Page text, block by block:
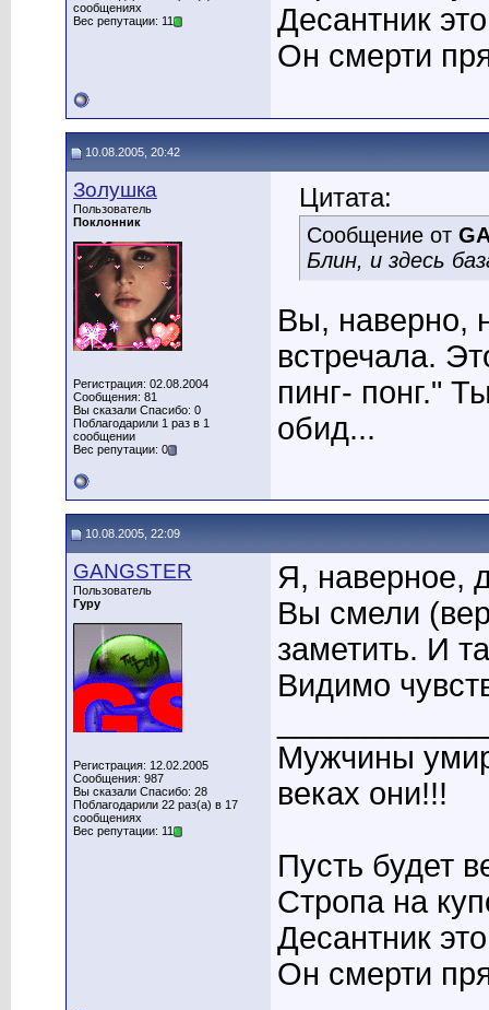
сообщениях
Вес репутации: 11
Десантник
Он смерти
10.08.2005, 20:42
Золушка
Пользователь
Поклонник
Регистрация: 02.08.2004
Сообщения: 81
Вы сказали Спасибо: 0
Поблагодарили 1 раз в 1
сообщении
Вес репутации: 0
Цитата:
Сообщение от
Блин, и здесь
Вы, наверно,
встречала.
пинг- понг."
обид...
10.08.2005, 22:09
GANGSTER
Пользователь
Гуру
Регистрация: 12.02.2005
Сообщения: 987
Вы сказали Спасибо: 28
Поблагодарили 22 раз(а) в 17
сообщениях
Вес репутации: 11
Я, наверное,
Вы смели
заметить. И
Видимо
Мужчины
веках они!!!
Пусть будет
Стропа на
Десантник
Он смерти